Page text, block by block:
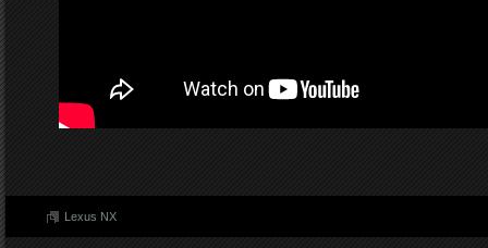
Lexus NX